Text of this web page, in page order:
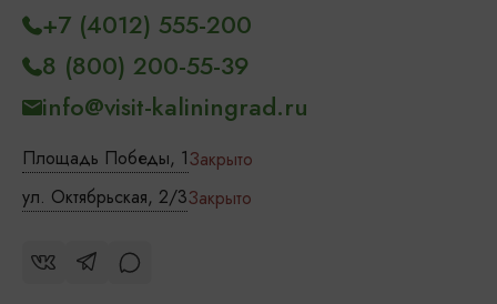
Площадь Победы, 1Закрыто
ул. Октябрьская, 2/3Закрыто
+7 (4012) 555-200
8 (800) 200-55-39
info@visit-kaliningrad.ru